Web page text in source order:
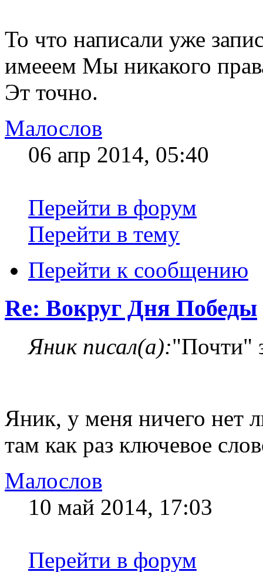
То что написали уже
имееем Мы никакого
Эт точно.
Малослов
06 апр 2014, 05:40
Перейти в форум
Перейти в тему
Перейти к сообщению
Re: Вокруг Дня Победы
Яник писал(а):"Почти"
Яник, у меня ничего нет
там как раз ключевое
Малослов
10 май 2014, 17:03
Перейти в форум